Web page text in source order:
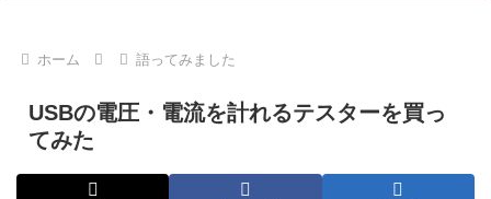
ホーム 語ってみました
USBの電圧・電流を計れるテスターを買っ
てみた